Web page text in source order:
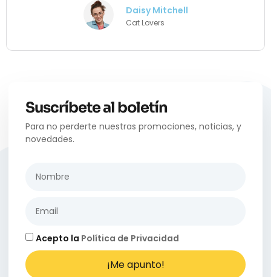
Daisy Mitchell
Cat Lovers
Suscríbete al boletín
Para no perderte nuestras promociones, noticias, y
novedades.
Acepto la Política de Privacidad
¡Me apunto!